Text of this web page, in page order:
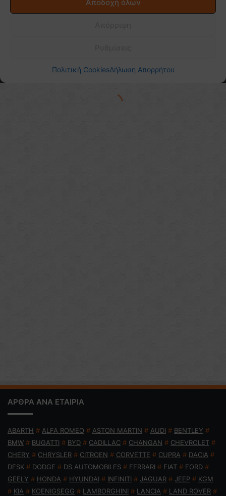
ΑΡΘΡΑ ΑΝΑ ΕΤΑΙΡΙΑ
ABARTH # ALFA ROMEO # ASTON MARTIN # AUDI # BENTLEY #
BMW # BUGATTI # BYD # CADILLAC # CHANGAN # CHEVROLET #
CHERY # CHRYSLER # CITROEN # CORVETTE # CUPRA # DACIA #
DFSK # DODGE # DS AUTOMOBILES # FERRARI # FIAT # FORD #
GEELY # HONDA # HYUNDAI # INFINITI # JAGUAR # JEEP # KGM
# KIA # KOENIGSEGG # LAMBORGHINI # LANCIA # LAND ROVER #